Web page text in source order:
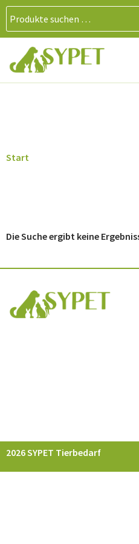
Start
Die Suche ergibt keine
2026 SYPET Tierbedarf